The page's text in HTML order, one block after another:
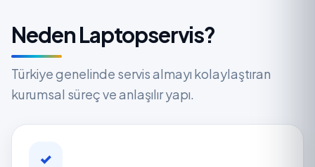
Neden Laptopservis?
Türkiye genelinde servis almayı kolaylaştıran
kurumsal süreç ve anlaşılır yapı.
✓